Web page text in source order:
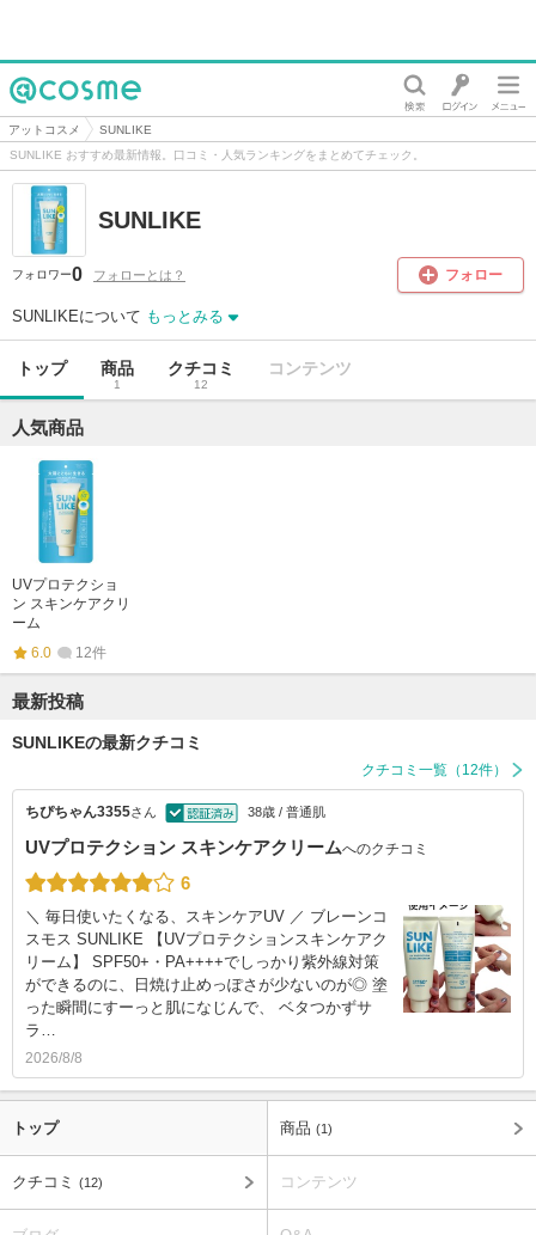
@cosme
アットコスメ
SUNLIKE
SUNLIKE おすすめ最新情報。口コミ・人気ランキングをまとめてチェック。
SUNLIKE
フォロワー0 フォローとは？ フォロー
SUNLIKEについて もっとみる
トップ 商品
1
クチコミ
12
コンテンツ
人気商品
UVプロテクショ
ン スキンケアクリ
ーム
6.0
12件
最新投稿
SUNLIKEの最新クチコミ
クチコミ一覧（12件）
ちぴちゃん3355さん 38歳 / 普通肌
UVプロテクション スキンケアクリームへのクチコミ
6
＼ 毎日使いたくなる、スキンケアUV ／ ブレーンコ
スモス SUNLIKE 【UVプロテクションスキンケアク
リーム】 SPF50+・PA++++でしっかり紫外線対策
ができるのに、日焼け止めっぽさが少ないのが◎ 塗
った瞬間にすーっと肌になじんで、 ベタつかずサ
ラ…
2026/8/8
トップ 商品 (1)
クチコミ (12) コンテンツ